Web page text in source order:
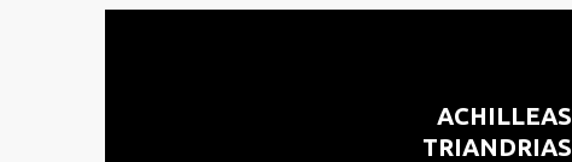
ACHILLEAS
TRIANDRIAS